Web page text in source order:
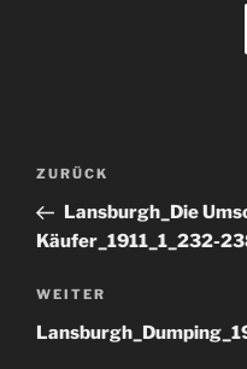
Beitragsnavigation
Vorheriger
Beitrag
ZURÜCK
Lansburgh_Die
Käufer_1911_1_232-
Nächster
Beitrag
WEITER